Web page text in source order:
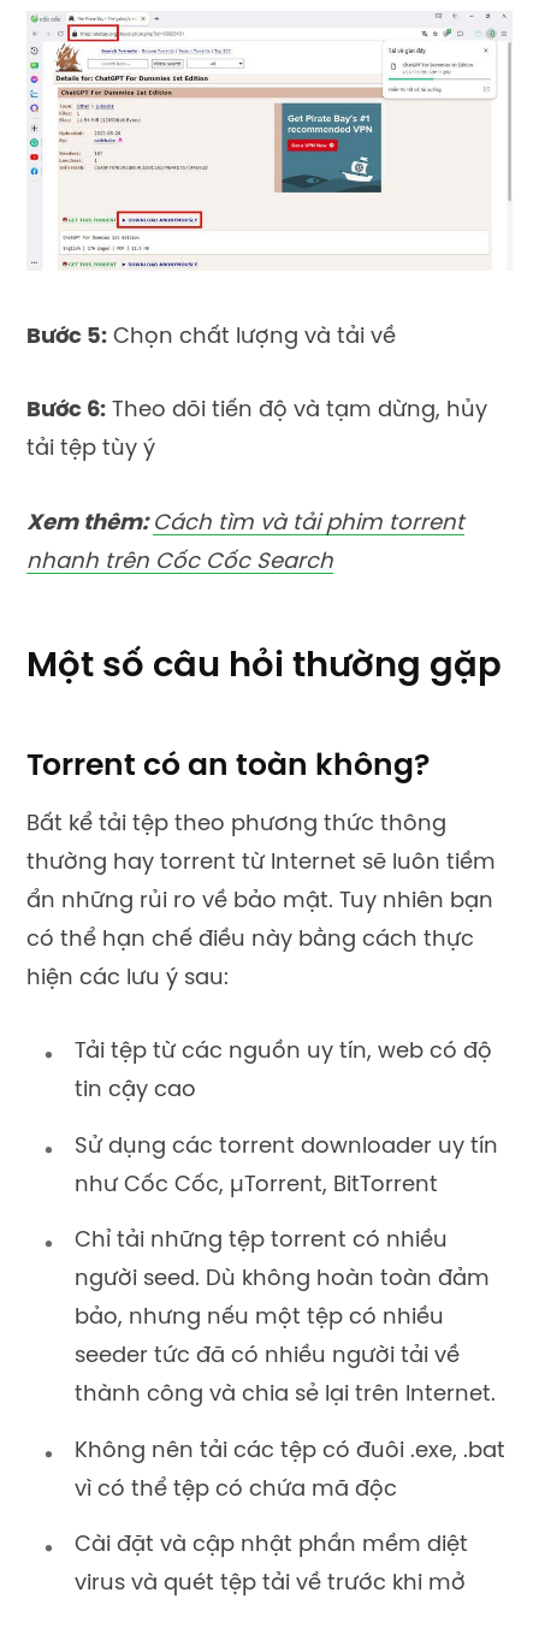
Bước 5: Chọn chất lượng và tải về
Bước 6: Theo dõi tiến độ và tạm dừng, hủy
tải tệp tùy ý
Xem thêm: Cách tìm và tải phim torrent
nhanh trên Cốc Cốc Search
Một số câu hỏi thường gặp
Torrent có an toàn không?
Bất kể tải tệp theo phương thức thông
thường hay torrent từ Internet sẽ luôn tiềm
ẩn những rủi ro về bảo mật. Tuy nhiên bạn
có thể hạn chế điều này bằng cách thực
hiện các lưu ý sau:
Tải tệp từ các nguồn uy tín, web có độ
tin cậy cao
Sử dụng các torrent downloader uy tín
như Cốc Cốc, µTorrent, BitTorrent
Chỉ tải những tệp torrent có nhiều
người seed. Dù không hoàn toàn đảm
bảo, nhưng nếu một tệp có nhiều
seeder tức đã có nhiều người tải về
thành công và chia sẻ lại trên Internet.
Không nên tải các tệp có đuôi .exe, .bat
vì có thể tệp có chứa mã độc
Cài đặt và cập nhật phần mềm diệt
virus và quét tệp tải về trước khi mở